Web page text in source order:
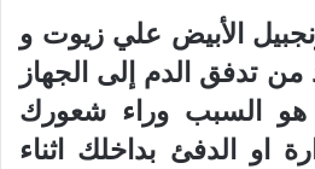
الأبيض علي زيوت و
من تدفق الدم إلى الجهاز
هو السبب وراء شعورك
او الدفئ بداخلك اثناء